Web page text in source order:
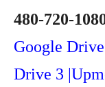
480-720-
Google
Drive 3